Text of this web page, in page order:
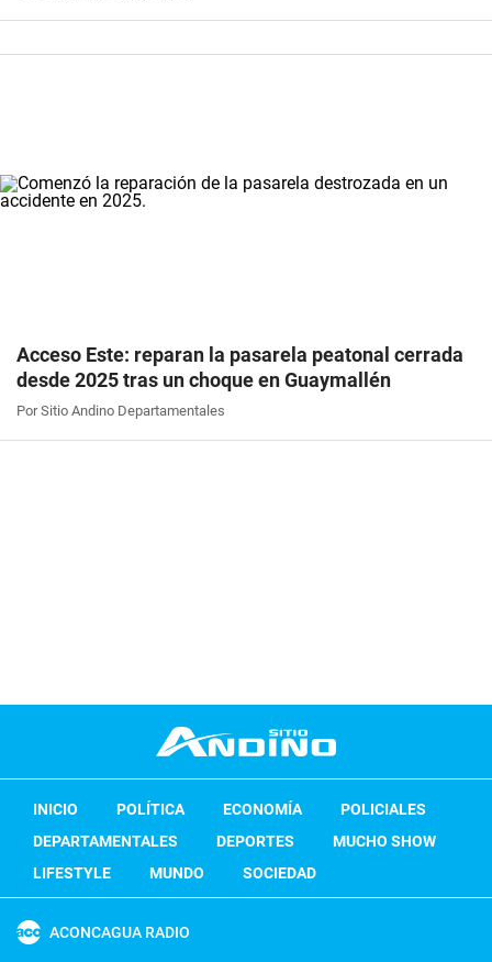
Acceso Este: reparan la pasarela peatonal cerrada
desde 2025 tras un choque en Guaymallén
Por Sitio Andino Departamentales
INICIO POLÍTICA ECONOMÍA
POLICIALES
DEPARTAMENTALES
DEPORTES
MUCHO SHOW
LIFESTYLE
MUNDO SOCIEDAD
ACONCAGUA RADIO